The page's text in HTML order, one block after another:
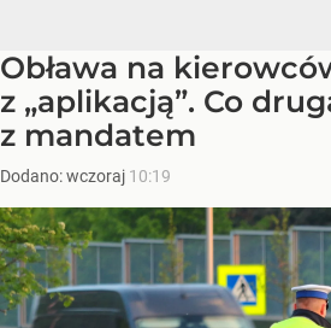
Obława na
z „aplikacją”. Co
z mandatem
Dodano:wczoraj 10:19